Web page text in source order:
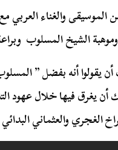
والغناء العربي
الشيخ المسلوب
يقولوا أنه بفضل ”
أن يغرق فيها خلال عهود
الغجري والعثماني